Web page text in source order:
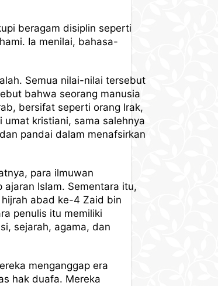
beragam disiplin seperti
Ia menilai, bahasa-
Semua nilai-nilai tersebut
bahwa seorang manusia
bersifat seperti orang Irak,
kristiani, sama salehnya
pandai dalam menafsirkan
para ilmuwan
Islam. Sementara itu,
abad ke-4 Zaid bin
penulis itu memiliki
sejarah, agama, dan
menganggap era
hak duafa. Mereka